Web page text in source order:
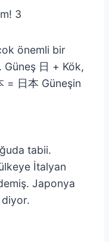
3
önemli bir
日 + Kök,
= 日本 Güneşin
tabii.
İtalyan
Japonya
diyor.